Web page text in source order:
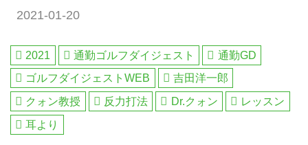
2021-01-20
2021 通勤ゴルフダイジェスト
通勤GD
ゴルフダイジェストWEB
吉田洋一郎
クォン教授
反力打法 Dr.クォン
レッスン
耳より